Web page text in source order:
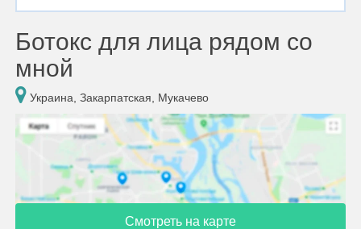
Ботокс для лица рядом со
мной
Украина, Закарпатская, Мукачево
Смотреть на карте